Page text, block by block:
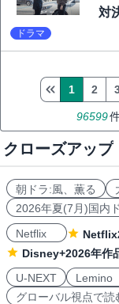
対
ドラマ
96599
1 2
クローズアップ
朝ドラ:風、薫る
2026年夏(7月)国内
Netflix
Disney+2026年作
U-NEXT
Lemino
グローバル視点で読